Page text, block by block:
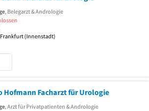
, Belegarzt & Andrologie
Frankfurt (Innenstadt)
Hofmann Facharzt für Urologie
, Arzt für Privatpatienten & Andrologie